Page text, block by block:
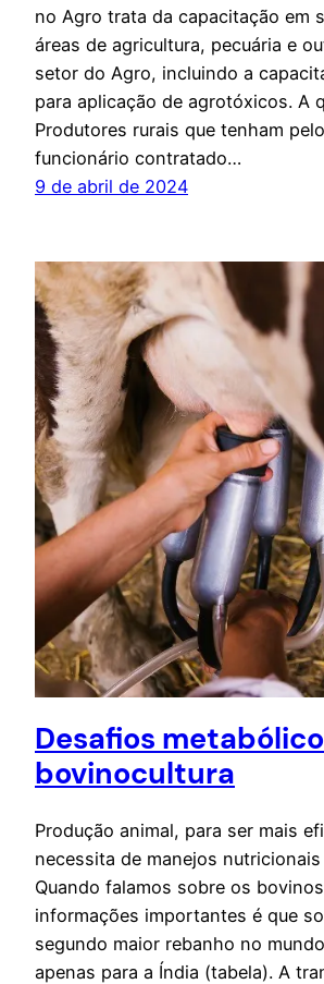
no Agro trata da capacitação em
áreas de agricultura, pecuária e
setor do Agro, incluindo a
para aplicação de agrotóxicos. A
Produtores rurais que tenham
funcionário contratado…
9 de abril de 2024
Desafios
bovinocultura
Produção animal, para ser mais
necessita de manejos
Quando falamos sobre os
informações importantes é que
segundo maior rebanho no
apenas para a Índia (tabela). A